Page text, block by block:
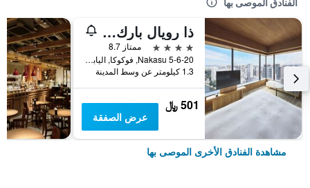
الفنادق الموصى بها
ذا رويال بارك كانفاس فوكوكا ناكاسو
4 نجوم
ممتاز 8.7
5-6-20 Nakasu, فوكوكا, اليابان
1.3 كيلومتر عن وسط المدينة
501 ﷼
عرض الصفقة
مشاهدة الفنادق الأخرى الموصى بها